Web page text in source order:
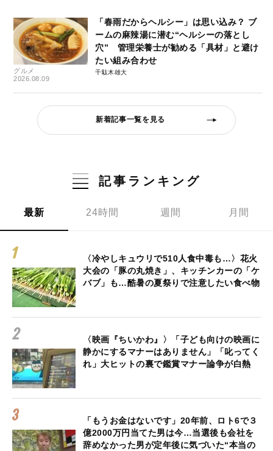
グルメ
2026.08.09
「春雨だからヘルシー」は思い込み？ ブ
ームの麻辣湯に潜む“ヘルシーの落とし
穴” 管理栄養士が勧める「具材」と避け
たい組み合わせ
千駄木雄大
新着記事一覧を見る
記事ランキング
最新 24時間 週間 月間
〈冷やしキュウリで510人食中毒も…〉花火
大会の「豚の丸焼き」、キッチンカーの「ケ
バブ」も…酷暑の夏祭りで注意したい食べ物
〈映画『ちいかわ』〉「子ども向けの映画に
静かにするマナーはありません」「叱ってく
れ」大ヒットの裏で鑑賞マナー論争が白熱
「もうお金はないです」20年前、ロト6で３
億2000万円当てた男は今…当選後も会社を
辞めなかった男が定年後に気づいた“本当の